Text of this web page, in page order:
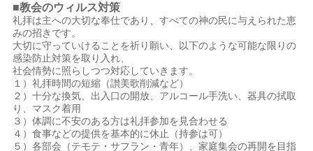
■教会のウィルス対策
礼拝は主への大切な奉仕であり、すべての神の民に与えられた恵
みの招きです。
大切に守っていけることを祈り願い、以下のような可能な限りの
感染防止対策を取り入れ、
社会情勢に照らしつつ対応していきます。
１）礼拝時間の短縮（讃美歌削減など）
２）十分な換気、出入口の開放、アルコール手洗い、器具の拭取
り、マスク着用
３）体調に不安のある方は礼拝参加を見合わせる
４）食事などの提供を基本的に休止（持参は可）
５）各部会（テモテ・サフラン・青年）、家庭集会の再開を目指